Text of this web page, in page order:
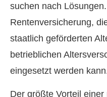
suchen nach
Rentenversicherung,
staatlich geförderten
betrieblichen
eingesetzt werden
Der größte Vorteil einer